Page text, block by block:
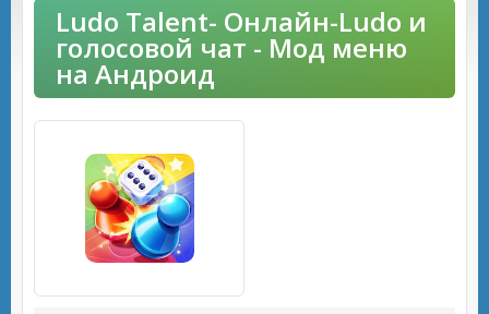
Ludo Talent- Онлайн-Ludo и
голосовой чат - Мод меню
на Андроид